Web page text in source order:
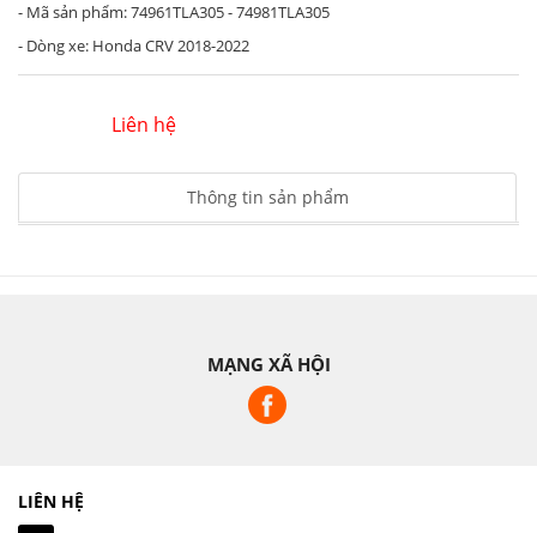
- Mã sản phẩm: 74961TLA305 - 74981TLA305
- Dòng xe: Honda CRV 2018-2022
Liên hệ
Thông tin sản phẩm
MẠNG XÃ HỘI
LIÊN HỆ